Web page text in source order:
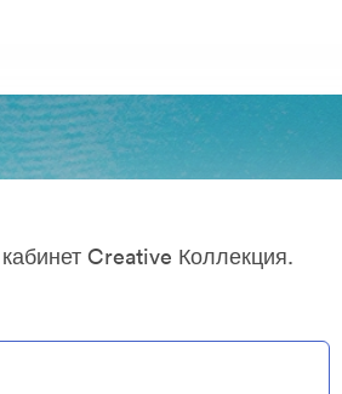
Creative Коллекция.